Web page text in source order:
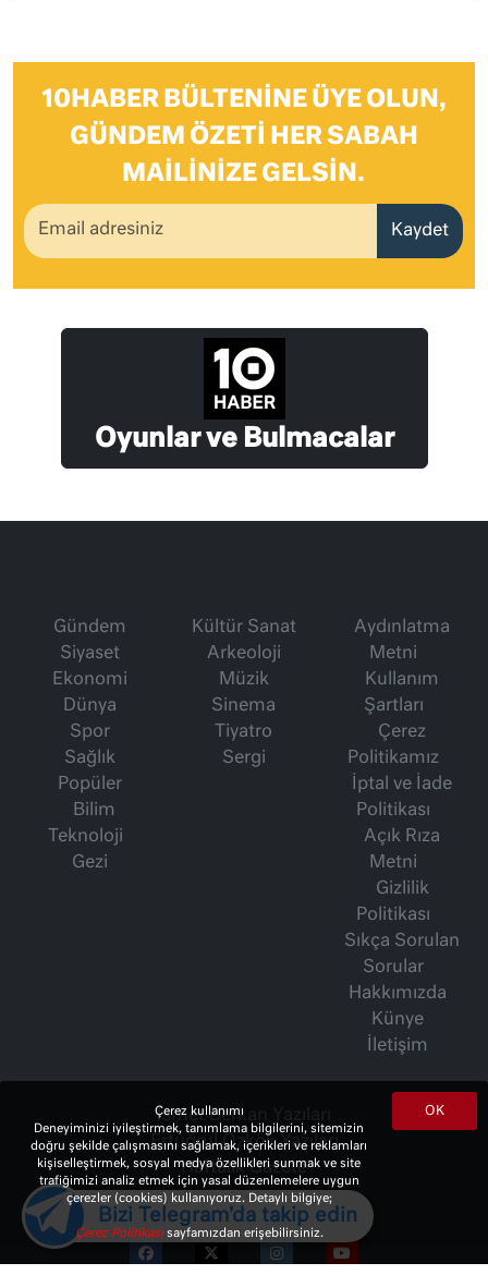
10HABER BÜLTENINE ÜYE OLUN,
GÜNDEM ÖZETI HER SABAH
MAILINIZE GELSIN.
Kaydet
Oyunlar ve Bulmacalar
Gündem
Siyaset
Ekonomi
Dünya
Spor
Sağlık
Popüler
Bilim
Teknoloji
Gezi
Kültür Sanat
Arkeoloji
Müzik
Sinema
Tiyatro
Sergi
Aydınlatma
Metni
Kullanım
Şartları
Çerez
Politikamız
İptal ve İade
Politikası
Açık Rıza
Metni
Gizlilik
Politikası
Sıkça Sorulan
Sorular
Hakkımızda
Künye
İletişim
İsmet Berkan Yazıları
Ertuğrul Özkök Yazıları
Haftalık Gazete
OK
Çerez kullanımı
Deneyiminizi iyileştirmek, tanımlama bilgilerini, sitemizin
doğru şekilde çalışmasını sağlamak, içerikleri ve reklamları
kişiselleştirmek, sosyal medya özellikleri sunmak ve site
trafiğimizi analiz etmek için yasal düzenlemelere uygun
çerezler (cookies) kullanıyoruz. Detaylı bilgiye;
Çerez Politikasısayfamızdan erişebilirsiniz.
Bizi Telegram'da takip edin